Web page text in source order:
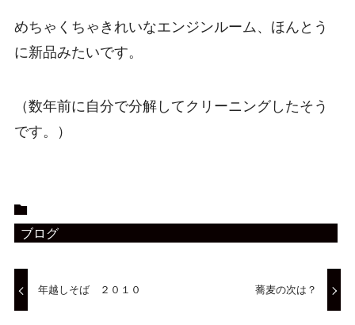
めちゃくちゃきれいなエンジンルーム、ほんとう
に新品みたいです。
（数年前に自分で分解してクリーニングしたそう
です。）
ブログ
年越しそば ２０１０ 蕎麦の次は？